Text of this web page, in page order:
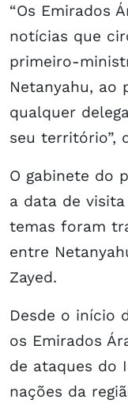
“Os Emirados
notícias que
primeiro-
Netanyahu, ao
qualquer
seu território”,
O gabinete do
a data de
temas foram
entre
Zayed.
Desde o início
os Emirados
de ataques do
nações da